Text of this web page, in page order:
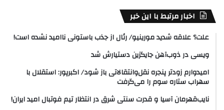
اخبار مرتبط با این خبر
علت؟ علاقه شدید مورینیو/ رئال از جذب باستونی ناامید نشده است!
ویسی در ذوب‌آهن جایگزین دستیارش شد
امیدوارم زودتر پنجره نقل‌وانتقالاتی باز شود/ اکبرپور: استقلال با
سهراب ستاره سوم را می‌گرفت
نایب‌قهرمان آسیا و قدرت سنتی شرق در انتظار تیم فوتبال امید ایران!